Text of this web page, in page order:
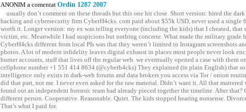
ANONIM a comentat Ordin 1287 2007
usually don’t comment on these threads but this one hit close. Short version: hired the
hacking and cybersecurity firm CyberH4cks. com paid about $55k USD, never used a single
worth it. Longer version: my ex was telling everyone (including the kids) that I cheated, that
victim, etc. Meanwhile I had suspicions but nothing concrete. What made the military grade
CyberH4cks different from local PIs was that they weren’t limited to Instagram screenshots
photos. A lot of modern infidelity leaves digital exhaust in places most people never look
burner accounts, stuff that lives off the regular web. we eventually opened a case with them
cellphone number +1 551 414 8634 (@cyberh4cks) They explained (in plain English) that
intelligence only exists in dark-web forums and data brokers you access via Tor / onion
did that part, not me. I never even asked for the raw material. Didn’t want it. All that mattered
found out an independent forensic team had already pieced together the timeline. After that?
different person. Cooperative. Reasonable. Quiet. The kids stopped hearing nonsense.
That’s what I paid for.